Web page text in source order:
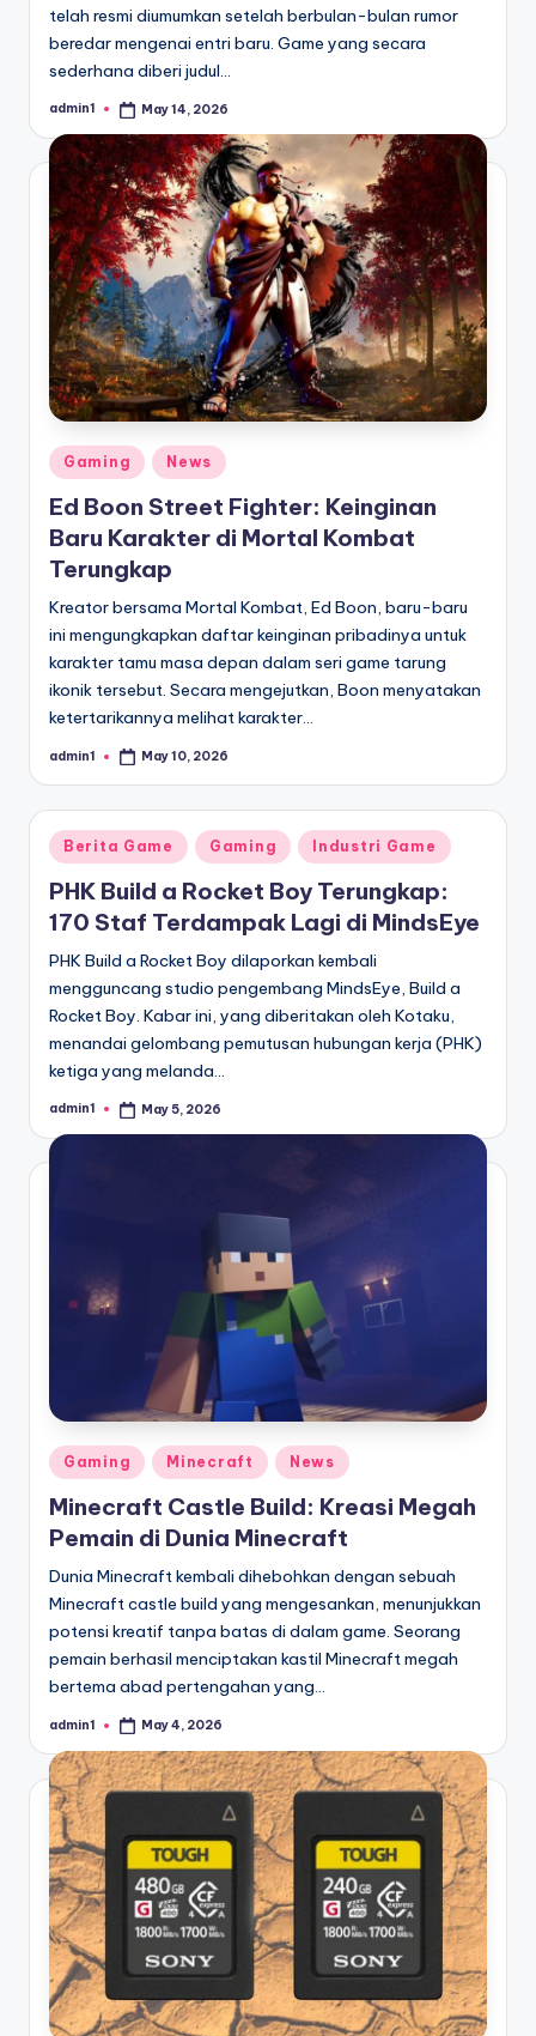
telah resmi diumumkan setelah berbulan-bulan rumor
beredar mengenai entri baru. Game yang secara
sederhana diberi judul…
Posted
admin1 May 14, 2026
Posted
in
Gaming News
Ed Boon Street Fighter: Keinginan
Baru Karakter di Mortal Kombat
Terungkap
Kreator bersama Mortal Kombat, Ed Boon, baru-baru
ini mengungkapkan daftar keinginan pribadinya untuk
karakter tamu masa depan dalam seri game tarung
ikonik tersebut. Secara mengejutkan, Boon menyatakan
ketertarikannya melihat karakter…
Posted
admin1 May 10, 2026
Posted
in
Berita Game Gaming Industri Game
PHK Build a Rocket Boy Terungkap:
170 Staf Terdampak Lagi di MindsEye
PHK Build a Rocket Boy dilaporkan kembali
mengguncang studio pengembang MindsEye, Build a
Rocket Boy. Kabar ini, yang diberitakan oleh Kotaku,
menandai gelombang pemutusan hubungan kerja (PHK)
ketiga yang melanda…
Posted
admin1 May 5, 2026
Posted
in
Gaming Minecraft News
Minecraft Castle Build: Kreasi Megah
Pemain di Dunia Minecraft
Dunia Minecraft kembali dihebohkan dengan sebuah
Minecraft castle build yang mengesankan, menunjukkan
potensi kreatif tanpa batas di dalam game. Seorang
pemain berhasil menciptakan kastil Minecraft megah
bertema abad pertengahan yang…
Posted
admin1 May 4, 2026